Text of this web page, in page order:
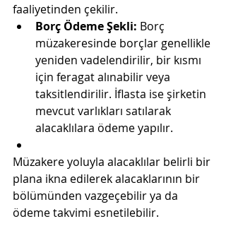
faaliyetinden çekilir​.
Borç Ödeme Şekli: Borç
müzakeresinde borçlar genellikle
yeniden vadelendirilir, bir kısmı
için feragat alınabilir veya
taksitlendirilir. İflasta ise şirketin
mevcut varlıkları satılarak
alacaklılara ödeme yapılır​.
Müzakere yoluyla alacaklılar belirli bir
plana ikna edilerek alacaklarının bir
bölümünden vazgeçebilir ya da
ödeme takvimi esnetilebilir​.